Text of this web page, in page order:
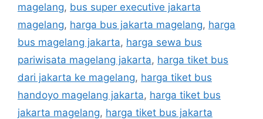
magelang, bus super executive jakarta
magelang, harga bus jakarta magelang, harga
bus magelang jakarta, harga sewa bus
pariwisata magelang jakarta, harga tiket bus
dari jakarta ke magelang, harga tiket bus
handoyo magelang jakarta, harga tiket bus
jakarta magelang, harga tiket bus jakarta